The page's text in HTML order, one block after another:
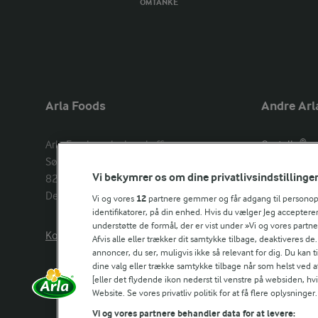
OMTANKE
Arla Foods
Arla Foods amba head office
Sønderhøj 14,
8260 Viby J
Denmark
Kontakt os her
Andre
Castello®
Arla Unika
Arla shop
Arla in
Vi bekymrer os om dine privatlivsindstillinger
Vi og vores 12 partnere gemmer og får adgang til
identifikatorer, på din enhed. Hvis du vælger Jeg
understøtte de formål, der er vist under »Vi og vores
Afvis alle eller trækker dit samtykke tilbage, deaktiveres
annoncer, du ser, muligvis ikke så relevant for dig. Du
dine valg eller trække samtykke tilbage når som helst ved
[eller det flydende ikon nederst til venstre på websiden,
Website. Se vores privatliv politik for at få flere oplysninger.
Vi og vores partnere behandler data for at levere: